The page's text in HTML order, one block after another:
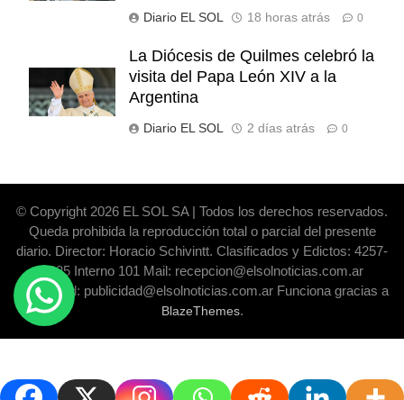
Diario EL SOL 18 horas atrás 0
La Diócesis de Quilmes celebró la
visita del Papa León XIV a la
Argentina
Diario EL SOL 2 días atrás 0
© Copyright 2026 EL SOL SA | Todos los derechos reservados.
Queda prohibida la reproducción total o parcial del presente
diario. Director: Horacio Schivintt. Clasificados y Edictos: 4257-
6325 Interno 101 Mail: recepcion@elsolnoticias.com.ar
Publicidad: publicidad@elsolnoticias.com.ar Funciona gracias a
BlazeThemes.